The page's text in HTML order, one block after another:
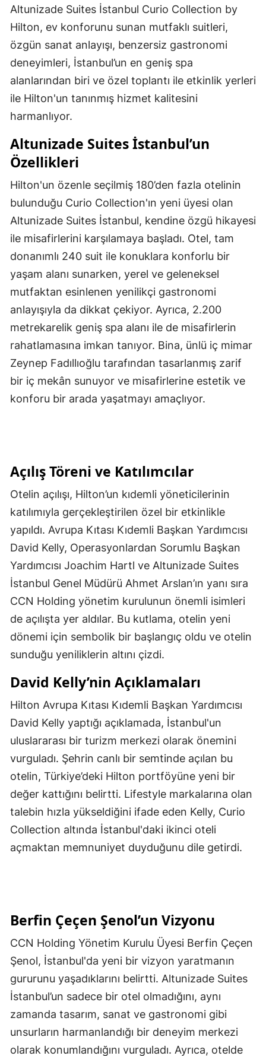
Altunizade Suites İstanbul Curio Collection by
Hilton, ev konforunu sunan mutfaklı suitleri,
özgün sanat anlayışı, benzersiz gastronomi
deneyimleri, İstanbul’un en geniş spa
alanlarından biri ve özel toplantı ile etkinlik yerleri
ile Hilton'un tanınmış hizmet kalitesini
harmanlıyor.
Altunizade Suites İstanbul’un
Özellikleri
Hilton'un özenle seçilmiş 180’den fazla otelinin
bulunduğu Curio Collection'ın yeni üyesi olan
Altunizade Suites İstanbul, kendine özgü hikayesi
ile misafirlerini karşılamaya başladı. Otel, tam
donanımlı 240 suit ile konuklara konforlu bir
yaşam alanı sunarken, yerel ve geleneksel
mutfaktan esinlenen yenilikçi gastronomi
anlayışıyla da dikkat çekiyor. Ayrıca, 2.200
metrekarelik geniş spa alanı ile de misafirlerin
rahatlamasına imkan tanıyor. Bina, ünlü iç mimar
Zeynep Fadıllıoğlu tarafından tasarlanmış zarif
bir iç mekân sunuyor ve misafirlerine estetik ve
konforu bir arada yaşatmayı amaçlıyor.
Açılış Töreni ve Katılımcılar
Otelin açılışı, Hilton’un kıdemli yöneticilerinin
katılımıyla gerçekleştirilen özel bir etkinlikle
yapıldı. Avrupa Kıtası Kıdemli Başkan Yardımcısı
David Kelly, Operasyonlardan Sorumlu Başkan
Yardımcısı Joachim Hartl ve Altunizade Suites
İstanbul Genel Müdürü Ahmet Arslan’ın yanı sıra
CCN Holding yönetim kurulunun önemli isimleri
de açılışta yer aldılar. Bu kutlama, otelin yeni
dönemi için sembolik bir başlangıç oldu ve otelin
sunduğu yeniliklerin altını çizdi.
David Kelly’nin Açıklamaları
Hilton Avrupa Kıtası Kıdemli Başkan Yardımcısı
David Kelly yaptığı açıklamada, İstanbul'un
uluslararası bir turizm merkezi olarak önemini
vurguladı. Şehrin canlı bir semtinde açılan bu
otelin, Türkiye’deki Hilton portföyüne yeni bir
değer kattığını belirtti. Lifestyle markalarına olan
talebin hızla yükseldiğini ifade eden Kelly, Curio
Collection altında İstanbul'daki ikinci oteli
açmaktan memnuniyet duyduğunu dile getirdi.
Berfin Çeçen Şenol’un Vizyonu
CCN Holding Yönetim Kurulu Üyesi Berfin Çeçen
Şenol, İstanbul'da yeni bir vizyon yaratmanın
gururunu yaşadıklarını belirtti. Altunizade Suites
İstanbul’un sadece bir otel olmadığını, aynı
zamanda tasarım, sanat ve gastronomi gibi
unsurların harmanlandığı bir deneyim merkezi
olarak konumlandığını vurguladı. Ayrıca, otelde